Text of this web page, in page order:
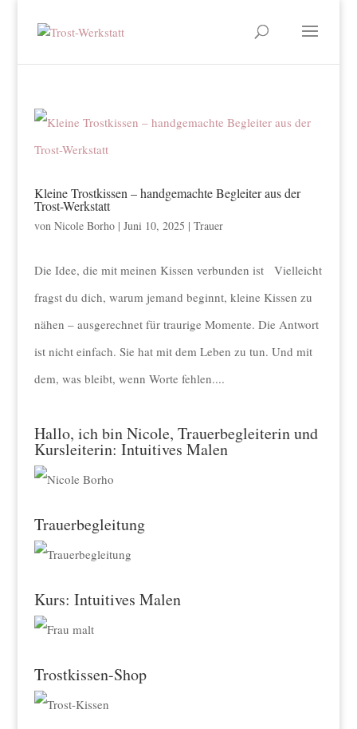
Kleine Trostkissen – handgemachte Begleiter aus der
Trost-Werkstatt
von Nicole Borho| Juni 10, 2025 | Trauer
Die Idee, die mit meinen Kissen verbunden ist Vielleicht
fragst du dich, warum jemand beginnt, kleine Kissen zu
nähen – ausgerechnet für traurige Momente. Die Antwort
ist nicht einfach. Sie hat mit dem Leben zu tun. Und mit
dem, was bleibt, wenn Worte fehlen....
Hallo, ich bin Nicole, Trauerbegleiterin und
Kursleiterin: Intuitives Malen
Trauerbegleitung
Kurs: Intuitives Malen
Trostkissen-Shop